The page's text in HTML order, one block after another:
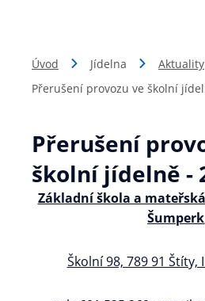
Úvod Jídelna
Aktuality
Přerušení provozu ve školní
Přerušení
školní jídelně -
Základní škola a
Šumperk
Školní 98, 789 91 Štíty,